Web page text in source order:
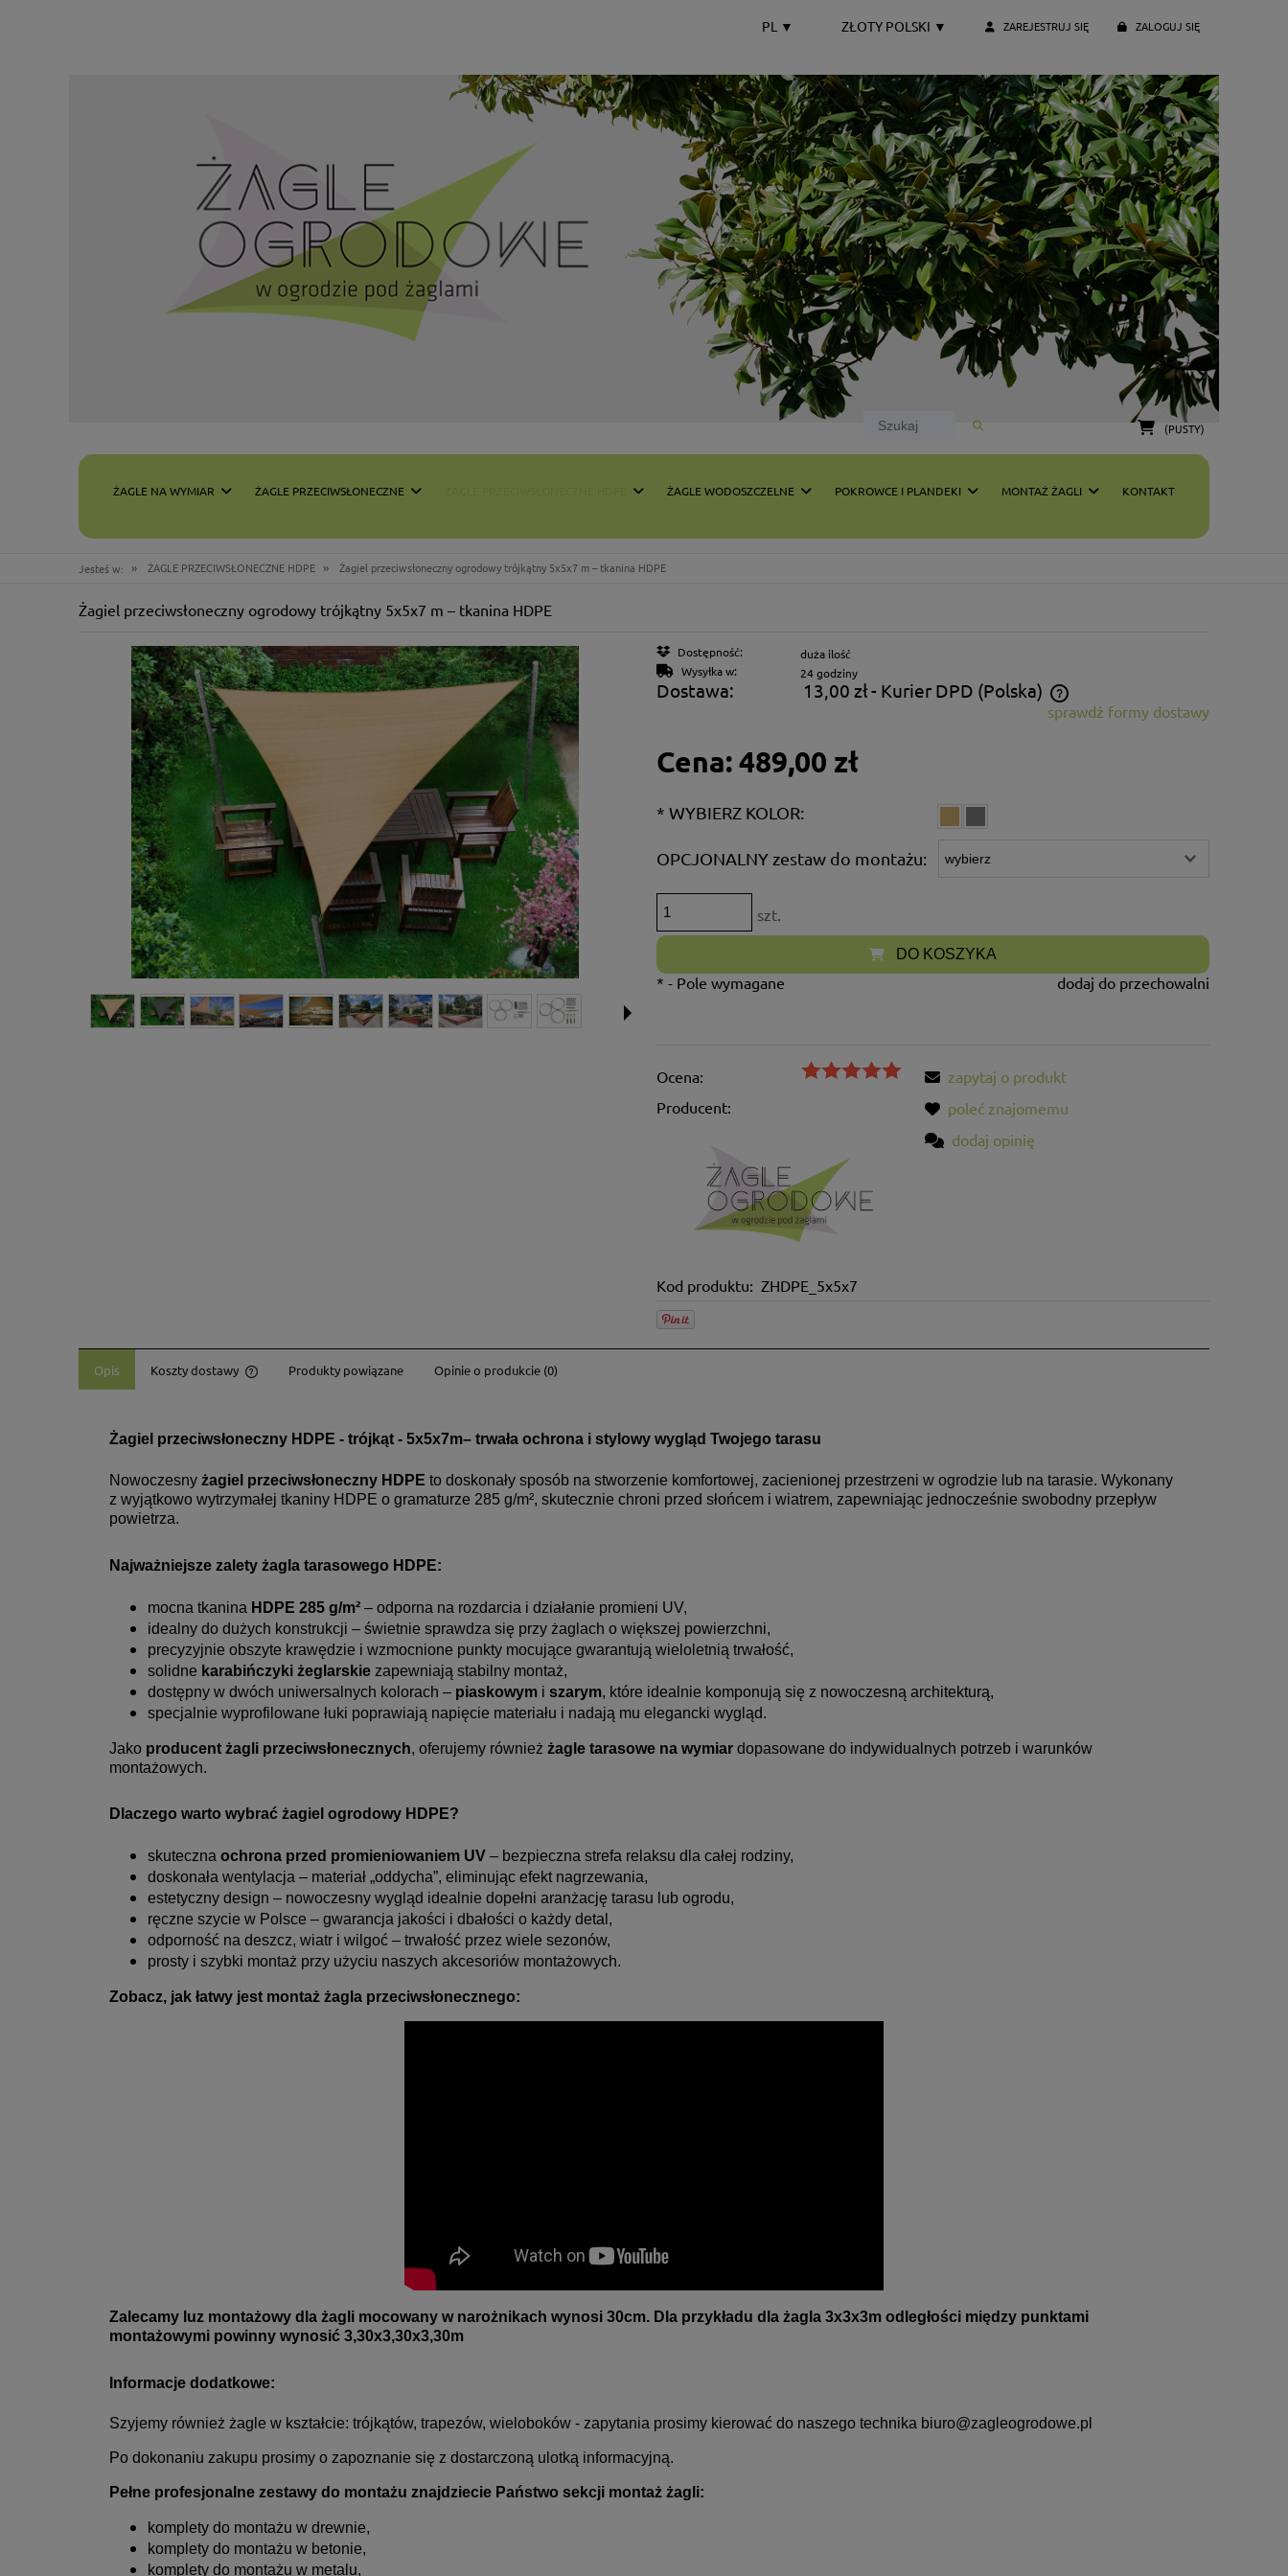
ZAREJESTRUJ SIĘ ZALOGUJ SIĘ
ZŁOTY POLSKI ▼
PL ▼
(PUSTY)
ŻAGLE NA WYMIAR ŻAGLE PRZECIWSŁONECZNE ŻAGLE WODOSZCZELNE POKROWCE I PLANDEKI MONTAŻ ŻAGLI KONTAKT
Jesteś w: » ŻAGLE PRZECIWSŁONECZNE HDPE » Żagiel przeciwsłoneczny ogrodowy trójkątny 5x5x7 m – tkanina HDPE
Żagiel przeciwsłoneczny ogrodowy trójkątny 5x5x7 m – tkanina HDPE
Dostępność:
duża ilość
Wysyłka w:
24 godziny
Dostawa: 13,00 zł- Kurier DPD (Polska)
płatności
sprawdź formy dostawy
Cena:489,00 zł
* WYBIERZ KOLOR:
OPCJONALNY zestaw do montażu:
szt.
DO KOSZYKA
dodaj do przechowalni
* - Pole wymagane
Ocena:
Producent:
Kod produktu: ZHDPE_5x5x7
zapytaj o produkt
poleć znajomemu
dodaj opinię
Opis Koszty dostawy
płatności
Produkty powiązane Opinie o produkcie (0)
Żagiel przeciwsłoneczny HDPE - trójkąt - 5x5x7m– trwała ochrona i stylowy wygląd Twojego tarasu
Nowoczesny żagiel przeciwsłoneczny HDPE to doskonały sposób na stworzenie komfortowej, zacienionej przestrzeni w ogrodzie lub na tarasie. Wykonany
z wyjątkowo wytrzymałej tkaniny HDPE o gramaturze 285 g/m², skutecznie chroni przed słońcem i wiatrem, zapewniając jednocześnie swobodny przepływ
powietrza.
Najważniejsze zalety żagla tarasowego HDPE:
mocna tkanina HDPE 285 g/m² – odporna na rozdarcia i działanie promieni UV,
idealny do dużych konstrukcji – świetnie sprawdza się przy żaglach o większej powierzchni,
precyzyjnie obszyte krawędzie i wzmocnione punkty mocujące gwarantują wieloletnią trwałość,
solidne karabińczyki żeglarskie zapewniają stabilny montaż,
dostępny w dwóch uniwersalnych kolorach – piaskowym i szarym, które idealnie komponują się z nowoczesną architekturą,
specjalnie wyprofilowane łuki poprawiają napięcie materiału i nadają mu elegancki wygląd.
Jako producent żagli przeciwsłonecznych, oferujemy również żagle tarasowe na wymiar dopasowane do indywidualnych potrzeb i warunków
montażowych.
Dlaczego warto wybrać żagiel ogrodowy HDPE?
skuteczna ochrona przed promieniowaniem UV – bezpieczna strefa relaksu dla całej rodziny,
doskonała wentylacja – materiał „oddycha”, eliminując efekt nagrzewania,
estetyczny design – nowoczesny wygląd idealnie dopełni aranżację tarasu lub ogrodu,
ręczne szycie w Polsce – gwarancja jakości i dbałości o każdy detal,
odporność na deszcz, wiatr i wilgoć – trwałość przez wiele sezonów,
prosty i szybki montaż przy użyciu naszych akcesoriów montażowych.
Zobacz, jak łatwy jest montaż żagla przeciwsłonecznego:
Zalecamy luz montażowy dla żagli mocowany w narożnikach wynosi 30cm. Dla przykładu dla żagla 3x3x3m odległości między punktami
montażowymi powinny wynosić 3,30x3,30x3,30m
Informacje dodatkowe:
Szyjemy również żagle w kształcie: trójkątów, trapezów, wieloboków - zapytania prosimy kierować do naszego technika biuro@zagleogrodowe.pl
Po dokonaniu zakupu prosimy o zapoznanie się z dostarczoną ulotką informacyjną.
Pełne profesjonalne zestawy do montażu znajdziecie Państwo sekcji montaż żagli:
komplety do montażu w drewnie,
komplety do montażu w betonie,
komplety do montażu w metalu,